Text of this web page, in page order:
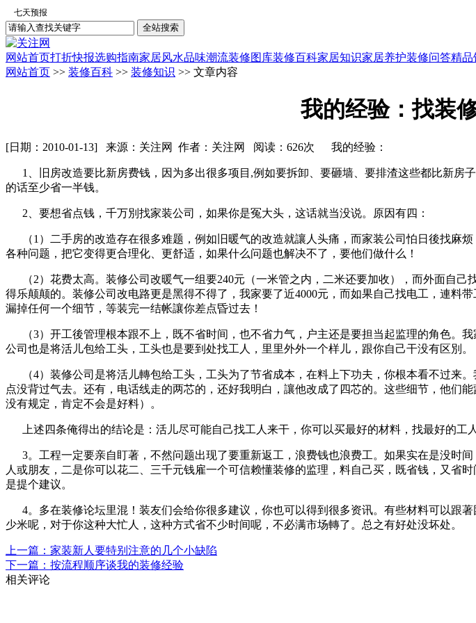
网站首页打折快报选购指南家居风水品味潮流装修图库装修百科家居知识家居养护装修问答精品
网站首页 >> 装修百科 >> 装修知识 >> 文章内容
我的经验：找装
[日期：2010-01-13] 来源：关注网 作者：关注网 阅读： 626次 我的经验：
1、旧房改造要比新房费钱，因为多出很多项目,例如要拆卸、要砸墙、要排渣这些都比新房
的话至少省一半钱。
2、要想省点钱，千万別找家装公司，如果你是冤大头，这话就当没说。原因有四：
（1）二手房的改造存在很多难题，例如旧暖气的改造就讓人头痛，而家装公司怕日後找麻
各种问题，把它变得更合理化、更舒适，如果什么问题也解决不了，要他们做什么！
（2）花费太高。装修公司改暖气一组要240元（一米管之内，二米还要加收），而外面自己
得乐颠颠的。装修公司改电路更是黑得不得了，我家要了近4000元，而如果自己找电工，連料
漏掉任何一个细节，等装完一结帐讓你差点昏过去！
（3）开工後管理根本跟不上，既不省时间，也不省力气，户主还是要担当起监理的角色。
公司也是将活儿包给工头，工头也是要到处找工人，里里外外一个样儿，跟你自己干没有区別。
（4）装修公司是将活儿轉包给工头，工头为了节省成本，在料上下功夫，你根本看不过来
点没背过气去。还有，电话线走的两芯的，还好我明白，讓他改成了四芯的。这些细节，他们
没有规定，肯定不会是好料）。
上述四条俺得出的结论是：活儿尽可能自己找工人来干，你可以买最好的材料，找最好的工
3。工程一定要亲自盯著，不然问题出现了要重新返工，浪费钱也浪费工。如果实在是没时
人或朋友，二是你可以花二、三千元钱雇一个可信赖懂装修的监理，料自己买，既省钱，又省
是提个建议。
4。多在装修论坛里混！装友们会给你很多建议，你也可以得到很多资讯。有些材料可以跟
少米呢，对于你这种大忙人，这种方式省不少时间呢，不必满市场轉了。总之有好处没坏处。
上一篇：家装新人要特别注意的几个小缺陷
下一篇：按流程顺序谈我的装修经验
相关评论